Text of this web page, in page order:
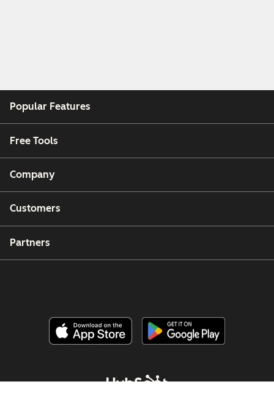
Popular Features
Free Tools
Company
Customers
Partners